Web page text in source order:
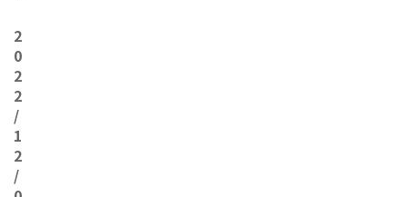
2
0
2
2
/
1
2
/